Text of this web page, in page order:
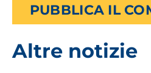
Altre notizie